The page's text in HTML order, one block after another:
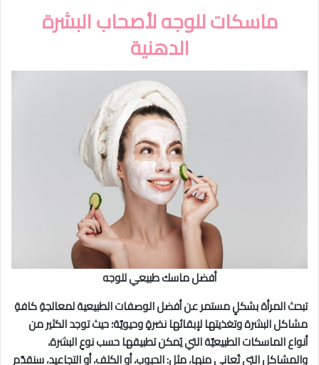
ماسكات للوجه لأصحاب البشرة
الدهنية
أفضل ماسك طبيعي للوجه
تبحث المرأة بشكلٍ مستمر عن أفضل الوصفات الطبيعية لمعالجةِ كافةِ
مشاكل البشرة وتغذيتها لإبقائها نضرةٍ وحيويّة؛ حيث توجد الكثير من
أنواع الماسكات الطبيعيّة التي يُمكن تطبيقها حسب نوعِ البشرة،
والمشاكل التي تُعاني منها، مثل: الحبوب، أو الكلف، أو التجاعيد، سنقدّم